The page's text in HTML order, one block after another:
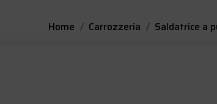
Home Carrozzeria Saldatrice a